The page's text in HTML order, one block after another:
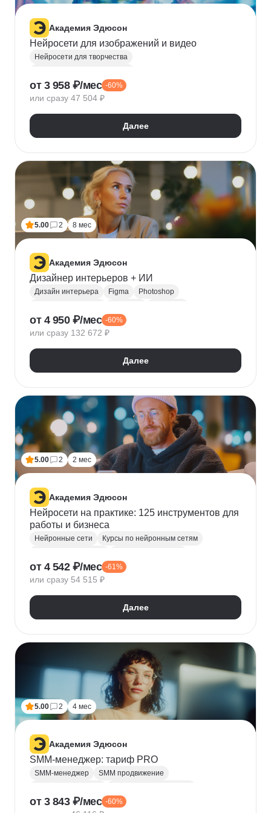
Академия Эдюсон
Нейросети для изображений и видео
Нейросети для творчества
Машинное обучение
Нейронные сети
Создание контента
от 3 958 ₽/мес -60%
или сразу 47 504 ₽
Далее
5.00 2 8 мес
Академия Эдюсон
Дизайнер интерьеров + ИИ
Дизайн интерьера Figma
Photoshop
3ds Max
Revit Homestyler
от 4 950 ₽/мес -60%
или сразу 132 672 ₽
Далее
5.00 2 2 мес
Академия Эдюсон
Нейросети на практике: 125 инструментов для
работы и бизнеса
Нейронные сети
Курсы по нейронным сетям
Нейросети для творчества
Искусственный интеллект
от 4 542 ₽/мес -61%
или сразу 54 515 ₽
Далее
5.00 2 4 мес
Академия Эдюсон
SMM-менеджер: тариф PRO
SMM-менеджер
SMM продвижение
SMM-стратегия
Продвижение в Вконтакте
от 3 843 ₽/мес -60%